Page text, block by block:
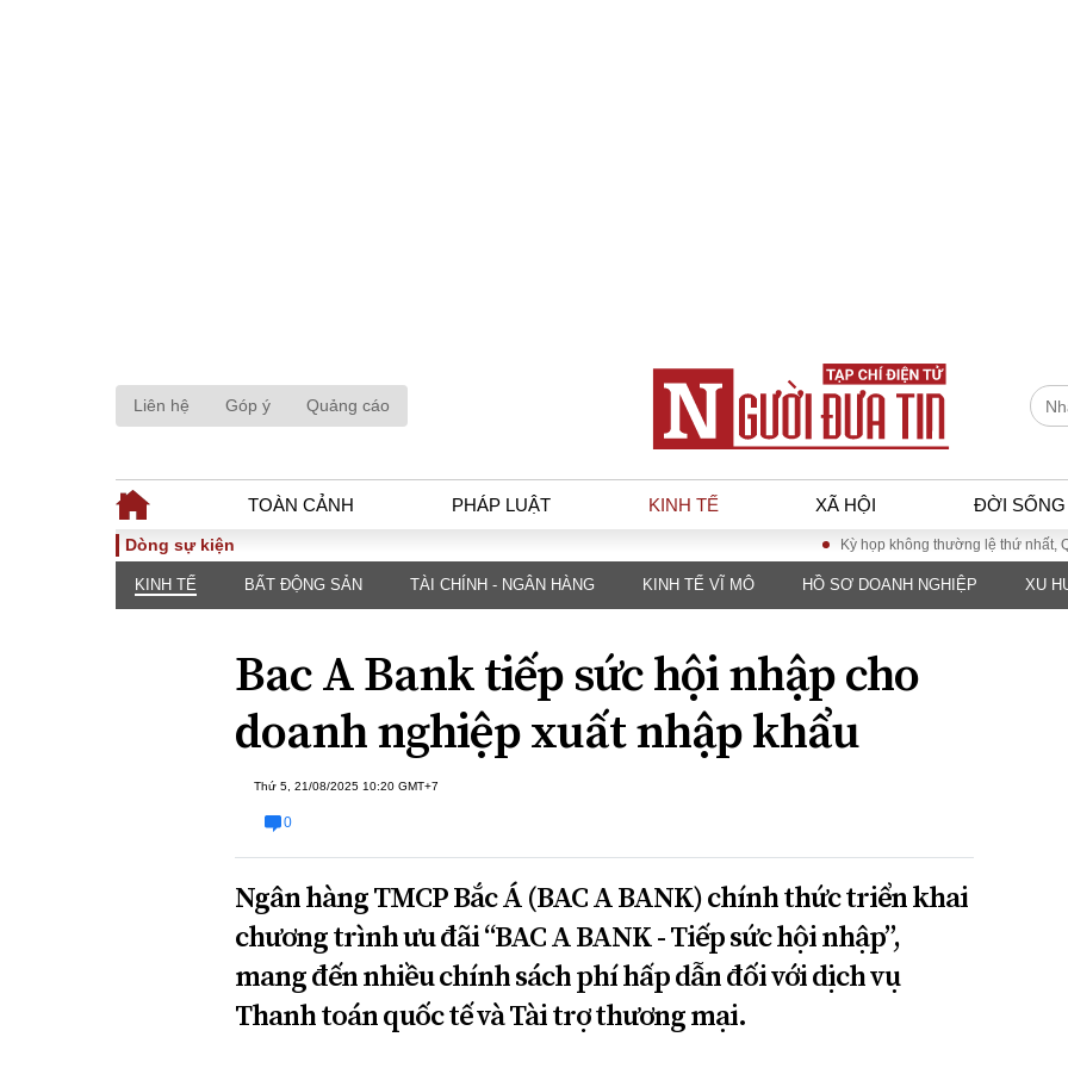
Liên hệ Góp ý Quảng cáo
TOÀN CẢNH PHÁP LUẬT KINH TẾ XÃ HỘI ĐỜI SỐNG
TOÀN CẢNH
Chính sách
Đối thoại
PHÁP LUẬT
luật
Góc nhìn luật gia
Hồ sơ điều tra
Tiếng nói công dân
KINH TẾ
Tài chính - Ngân
hàng
Kinh tế vĩ mô
Hồ sơ doanh
luận
Công nghệ
XÃ HỘI
ĐA CHIỀU INFOCUS
Dòng sự kiện Kỳ họp không thường lệ thứ nhất, Quốc hội
KINH TẾ BẤT ĐỘNG SẢN TÀI CHÍNH - NGÂN HÀNG KINH TẾ VĨ MÔ HỒ SƠ DOANH NGHIỆP XU
Bac A Bank tiếp sức hội nhập cho
doanh nghiệp xuất nhập khẩu
Thứ 5, 21/08/2025 10:20 GMT+7
0
Ngân hàng TMCP Bắc Á (BAC A BANK) chính thức triển khai
chương trình ưu đãi “BAC A BANK - Tiếp sức hội nhập”,
mang đến nhiều chính sách phí hấp dẫn đối với dịch vụ
Thanh toán quốc tế và Tài trợ thương mại.